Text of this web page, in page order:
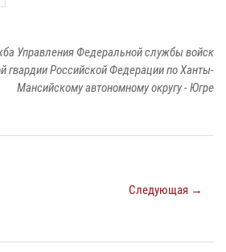
Управления Федеральной службы войск
гвардии Российской Федерации по Ханты-
Мансийскому автономному округу - Югре
Следующая →